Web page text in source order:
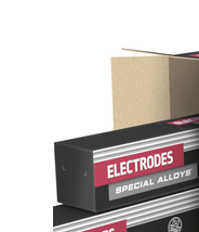
Gasutrustning
Kontakt